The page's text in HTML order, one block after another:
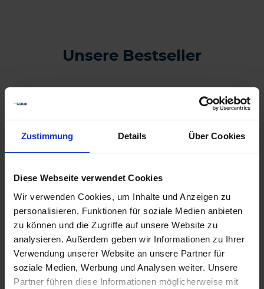
Zustimmung Details Über Cookies
Diese Webseite verwendet Cookies
Wir verwenden Cookies, um Inhalte und Anzeigen zu
personalisieren, Funktionen für soziale Medien anbieten
zu können und die Zugriffe auf unsere Website zu
analysieren. Außerdem geben wir Informationen zu Ihrer
Verwendung unserer Website an unsere Partner für
soziale Medien, Werbung und Analysen weiter. Unsere
Partner führen diese Informationen möglicherweise mit
Unsere Bestseller
Butisan Kombi